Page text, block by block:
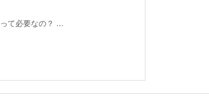
て必要なの？ ...